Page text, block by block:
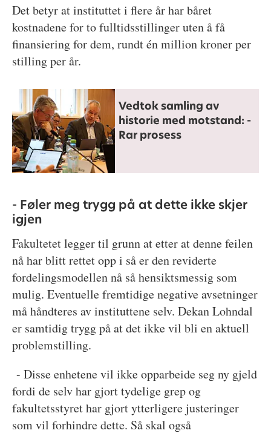
Det betyr at instituttet i flere år har båret
kostnadene for to fulltidsstillinger uten å få
finansiering for dem, rundt én million kroner per
stilling per år.
Vedtok samling av
historie med motstand: -
Rar prosess
- Føler meg trygg på at dette ikke skjer
igjen
Fakultetet legger til grunn at etter at denne feilen
nå har blitt rettet opp i så er den reviderte
fordelingsmodellen nå så hensiktsmessig som
mulig. Eventuelle fremtidige negative avsetninger
må håndteres av instituttene selv. Dekan Lohndal
er samtidig trygg på at det ikke vil bli en aktuell
problemstilling.
- Disse enhetene vil ikke opparbeide seg ny gjeld
fordi de selv har gjort tydelige grep og
fakultetsstyret har gjort ytterligere justeringer
som vil forhindre dette. Så skal også